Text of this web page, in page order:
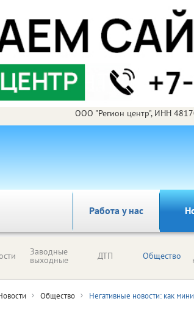
ООО "Регион центр", ИНН
Работа у нас
Заводные
выходные ДТП Общество
Общество Негативные новости: как